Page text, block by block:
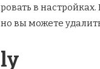
в
вы можете